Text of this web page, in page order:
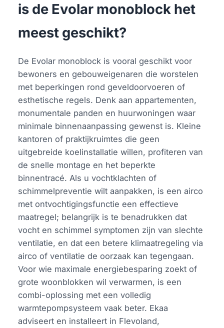
is de Evolar monoblock het
meest geschikt?
De Evolar monoblock is vooral geschikt voor
bewoners en gebouweigenaren die worstelen
met beperkingen rond geveldoorvoeren of
esthetische regels. Denk aan appartementen,
monumentale panden en huurwoningen waar
minimale binnenaanpassing gewenst is. Kleine
kantoren of praktijkruimtes die geen
uitgebreide koelinstallatie willen, profiteren van
de snelle montage en het beperkte
binnentracé. Als u vochtklachten of
schimmelpreventie wilt aanpakken, is een airco
met ontvochtigingsfunctie een effectieve
maatregel; belangrijk is te benadrukken dat
vocht en schimmel symptomen zijn van slechte
ventilatie, en dat een betere klimaatregeling via
airco of ventilatie de oorzaak kan tegengaan.
Voor wie maximale energiebesparing zoekt of
grote woonblokken wil verwarmen, is een
combi-oplossing met een volledig
warmtepompsysteem vaak beter. Ekaa
adviseert en installeert in Flevoland,